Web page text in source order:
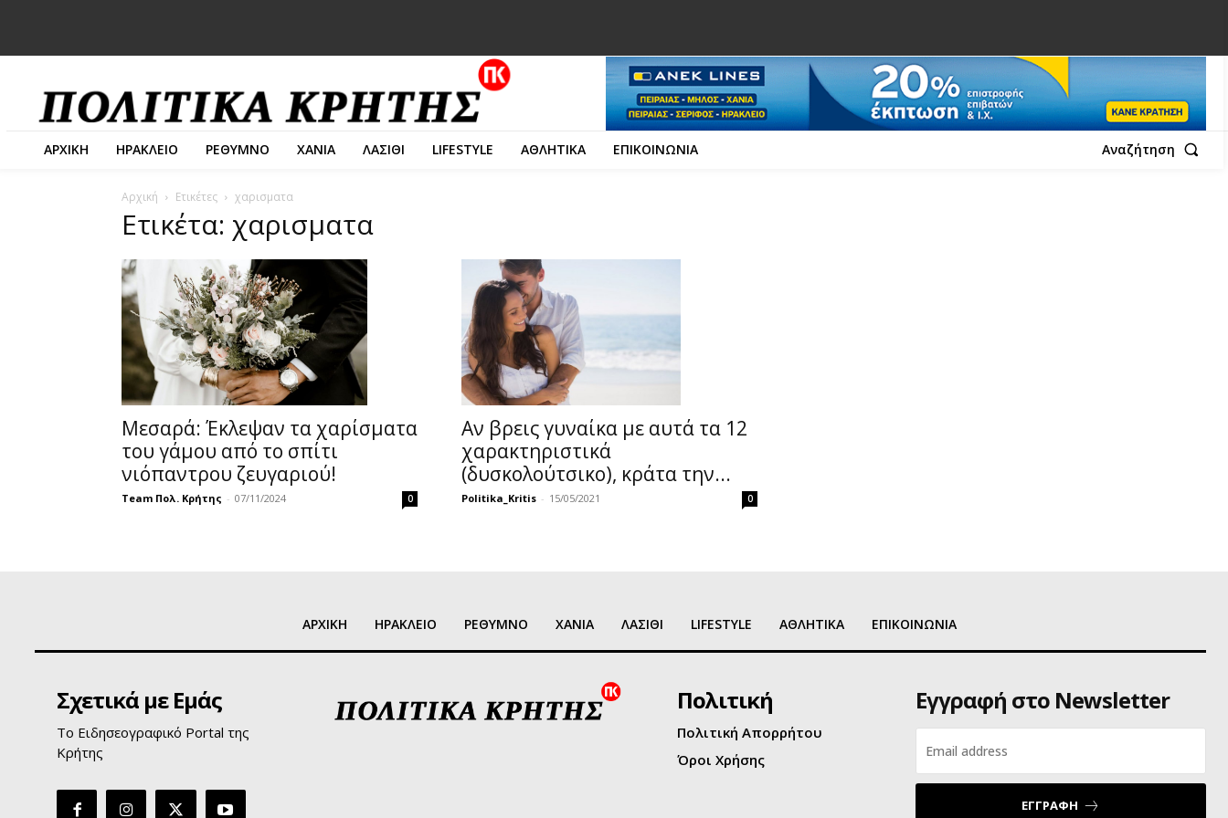
ΑΡΧΙΚΗ ΗΡΑΚΛΕΙΟ ΡΕΘΥΜΝΟ ΧΑΝΙΑ ΛΑΣΙΘΙ LIFESTYLE ΑΘΛΗΤΙΚΑ ΕΠΙΚΟΙΝΩΝΙΑ Αναζήτηση
Αρχική Ετικέτες χαρισματα
Ετικέτα: χαρισματα
Mεσαρά: Έκλεψαν τα χαρίσματα
του γάμου από το σπίτι
νιόπαντρου ζευγαριού!
Team Πολ. Κρήτης - 07/11/2024 0
Αν βρεις γυναίκα με αυτά τα 12
χαρακτηριστικά
(δυσκολούτσικο), κράτα την...
Politika_Kritis - 15/05/2021 0
ΑΡΧΙΚΗ ΗΡΑΚΛΕΙΟ ΡΕΘΥΜΝΟ ΧΑΝΙΑ ΛΑΣΙΘΙ LIFESTYLE ΑΘΛΗΤΙΚΑ ΕΠΙΚΟΙΝΩΝΙΑ
Σχετικά με Εμάς
Το Ειδησεογραφικό Portal της
Κρήτης
Πολιτική
Πολιτική Απορρήτου
Όροι Χρήσης
Εγγραφή στο Newsletter
ΕΓΓΡΑΦΗ